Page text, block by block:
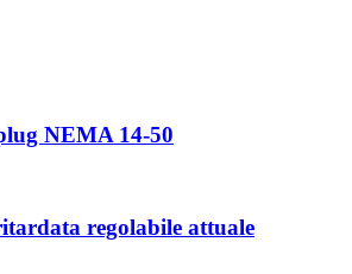
NEMA 14-50
regolabile attuale